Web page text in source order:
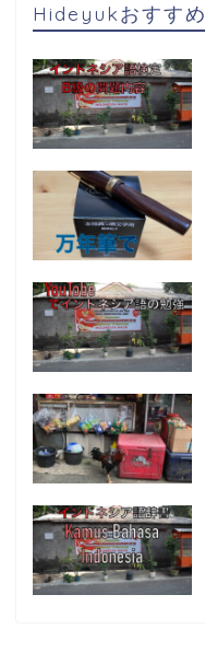
Hideyukおすすめ